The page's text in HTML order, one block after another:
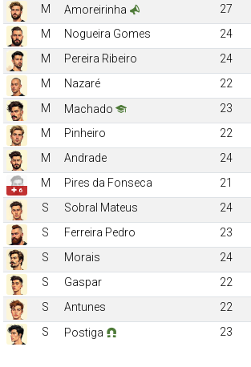
M
Amoreirinha 27
M
Nogueira Gomes 24
M
Pereira Ribeiro 24
M
Nazaré 22
M
Machado 23
M
Pinheiro 22
M
Andrade 24
✚ 6
M Pires da Fonseca 21
S
Sobral Mateus 24
S
Ferreira Pedro 23
S
Morais 24
S
Gaspar 22
S
Antunes 22
S
Postiga 23